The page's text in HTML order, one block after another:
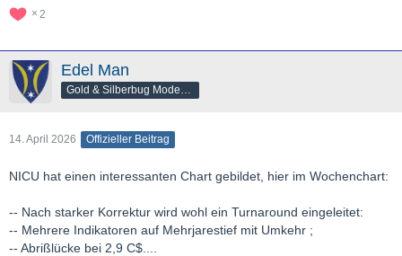
2
Edel Man
Gold & Silberbug Moderator
14. April 2026 Offizieller Beitrag
NICU hat einen interessanten Chart gebildet, hier im Wochenchart:
-- Nach starker Korrektur wird wohl ein Turnaround eingeleitet:
-- Mehrere Indikatoren auf Mehrjarestief mit Umkehr ;
-- Abrißlücke bei 2,9 C$....